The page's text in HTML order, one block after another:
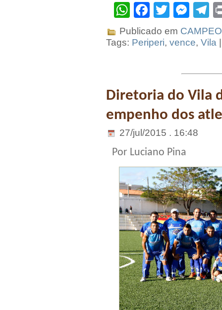
WhatsApp
Facebook
Twitter
Publicado em
Tags: Periperi, vence, Vila
Diretoria do Vila
empenho dos
27/jul/2015 . 16:48
Por Luciano Pina